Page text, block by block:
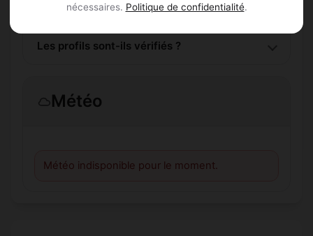
nécessaires. Politique de confidentialité.
inscrits à Aussac-Vadalle ?
Les profils sont-ils vérifiés ?
Météo
Météo indisponible pour le moment.